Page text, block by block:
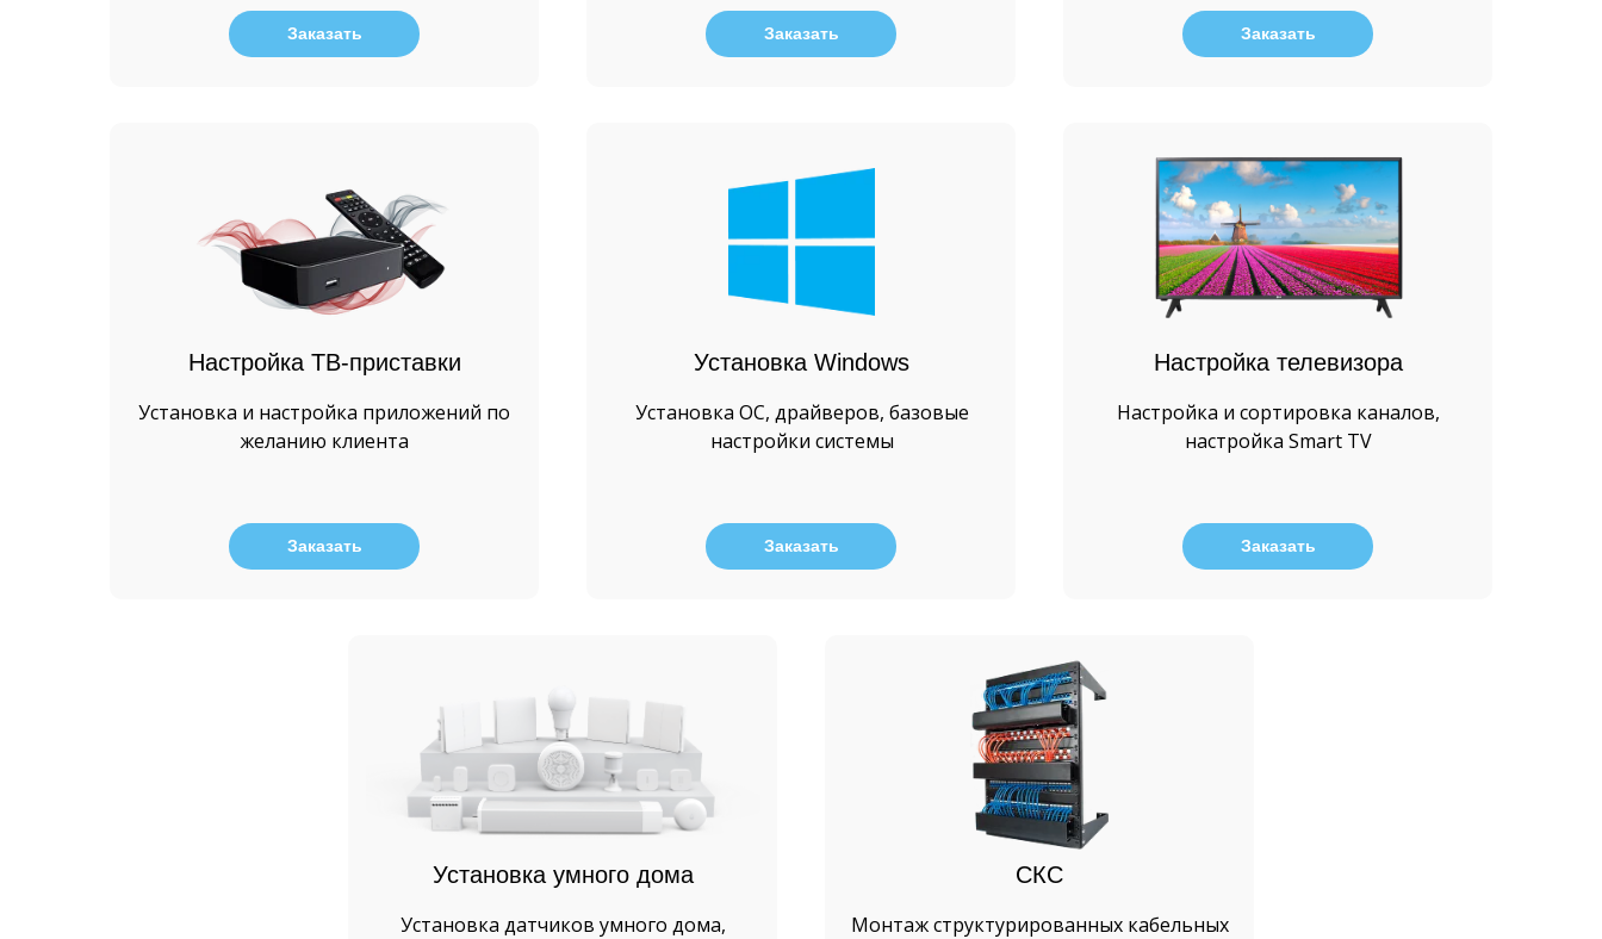
Заказать
Заказать Заказать
Установка Windows
Установка ОС, драйверов, базовые
настройки системы
Заказать
Настройка ТВ-приставки
Установка и настройка приложений по
желанию клиента
Заказать
Настройка телевизора
Настройка и сортировка каналов,
настройка Smart TV
Заказать
Установка умного дома
Установка датчиков умного дома,
СКС
Монтаж структурированных кабельных